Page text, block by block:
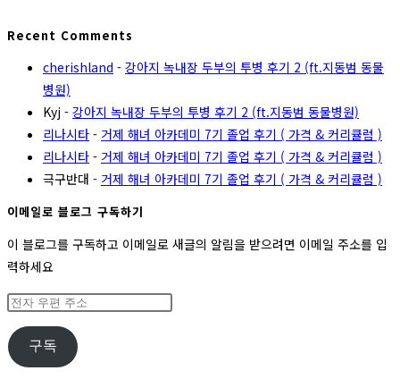
Recent Comments
cherishland - 강아지 녹내장 두부의 투병 후기 2 (ft.지동범 동물
병원)
Kyj - 강아지 녹내장 두부의 투병 후기 2 (ft.지동범 동물병원)
리나시타 - 거제 해녀 아카데미 7기 졸업 후기 ( 가격 & 커리큘럼 )
리나시타 - 거제 해녀 아카데미 7기 졸업 후기 ( 가격 & 커리큘럼 )
극구반대 - 거제 해녀 아카데미 7기 졸업 후기 ( 가격 & 커리큘럼 )
이메일로 블로그 구독하기
이 블로그를 구독하고 이메일로 새글의 알림을 받으려면 이메일 주소를 입
력하세요
전
우
편
구독